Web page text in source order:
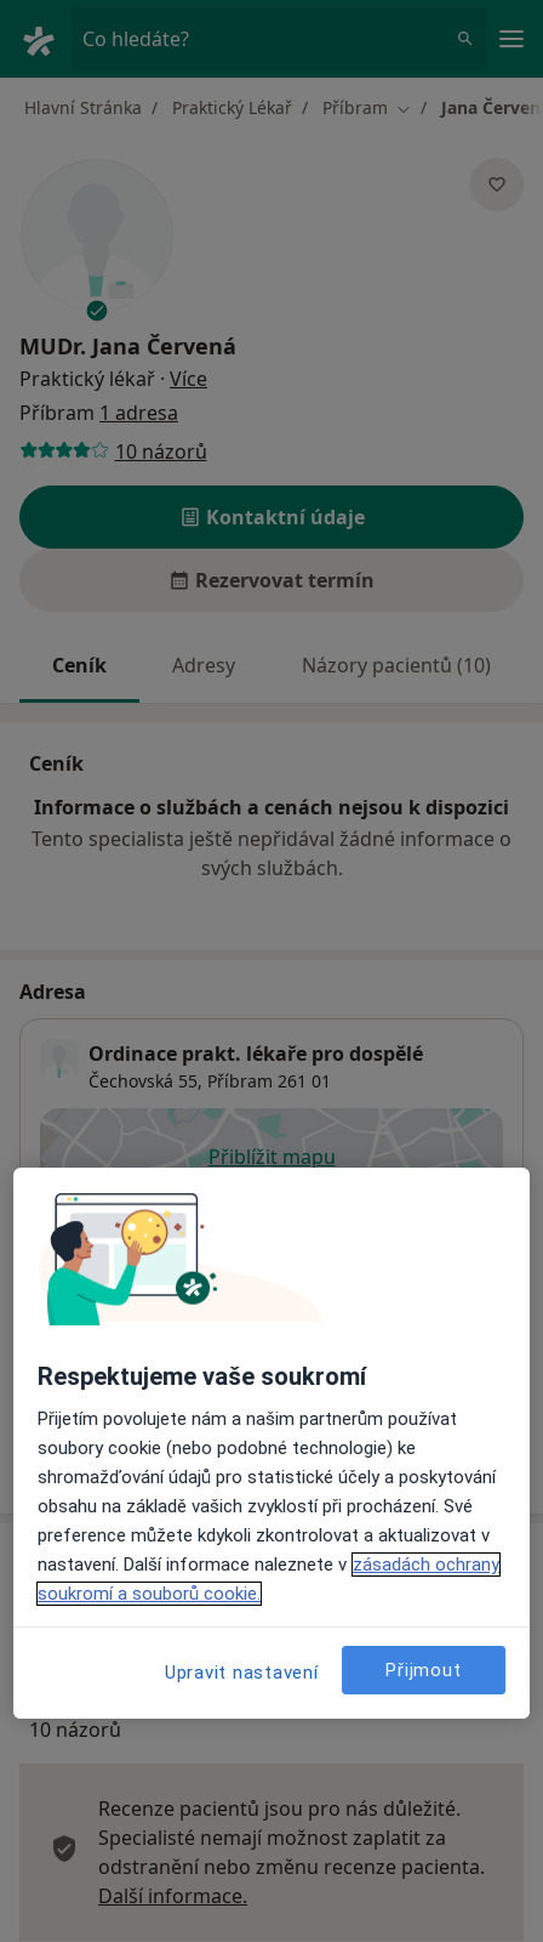
Co hledáte?
Hlavní Stránka Praktický Lékař Příbram Změna města
Jana
MUDr. Jana Červená
Praktický lékař · Více
Příbram 1 adresa
10 názorů
Kontaktní údaje
Rezervovat termín
Ceník Adresy Názory pacientů (10)
Ceník
Informace o službách a cenách nejsou k dispozici
Tento specialista ještě nepřidával žádné informace o
svých službách.
Adresa
Ordinace prakt. lékaře pro dospělé
Čechovská 55, Příbram 261 01
Přiblížit mapuse otevře v nové záložce
Dostupnost
Na této adrese online kalendář není aktivní
Co mám v takové situaci udělat?
Způsoby platby (soukromé návštěvy)
Na teto adrese lékař přijímá pacienty na pojišťovnu
Detaily
Víceo adrese
Názory
10 názorů
Recenze pacientů jsou pro nás důležité.
Specialisté nemají možnost zaplatit za
odstranění nebo změnu recenze pacienta.
Další informace.
Respektujeme vaše soukromí
Přijetím povolujete nám a našim partnerům používat
soubory cookie (nebo podobné technologie) ke
shromažďování údajů pro statistické účely a poskytování
obsahu na základě vašich zvyklostí při procházení. Své
preference můžete kdykoli zkontrolovat a aktualizovat v
nastavení. Další informace naleznete v zásadách ochrany
soukromí a souborů cookie.
Upravit nastavení Přijmout